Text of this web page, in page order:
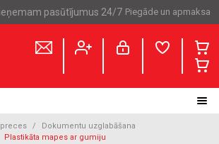
pasūtījumus 24/7 Piegāde un apmaksa
Dokumentu uzglabāšana
Plastikāta mapes ar gumiju